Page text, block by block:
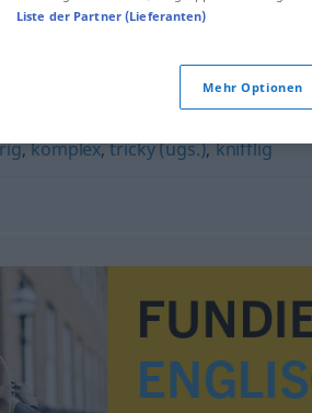
kompliziert,diffizil,
,komplex,tricky (ugs.),knifflig
Liste der Partner (Lieferanten)
Mehr Optionen